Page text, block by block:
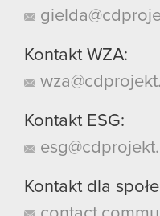
Kontakt WZA:
Kontakt ESG:
Kontakt dla